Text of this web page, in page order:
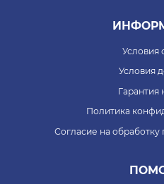
Условия
Условия
Гарантия
Политика
Согласие на